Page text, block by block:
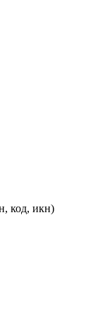
код, икн)